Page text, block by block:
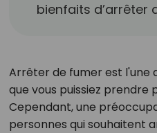
bienfaits d’arrêter
Arrêter de fumer est l'une
que vous puissiez prendre
Cependant, une
personnes qui souhaitent